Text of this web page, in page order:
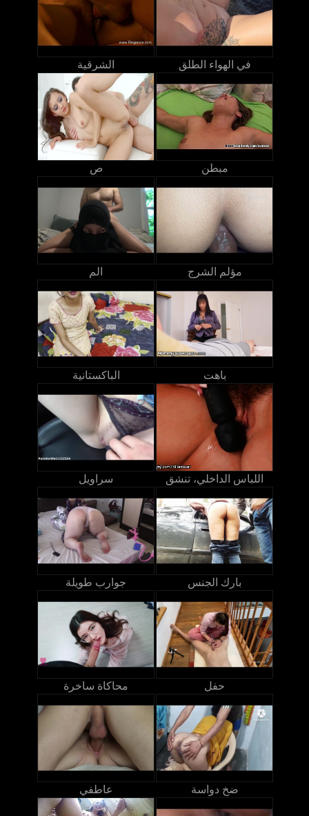
الشرقية في الهواء الطلق
ص مبطن
الم مؤلم الشرج
الباكستانية باهت
سراويل اللباس الداخلي، تنشق
جوارب طويلة بارك الجنس
محاكاة ساخرة حفل
عاطفي ضخ دواسة